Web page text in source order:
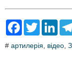
F
e
T
t
L
k
# артилерія відео